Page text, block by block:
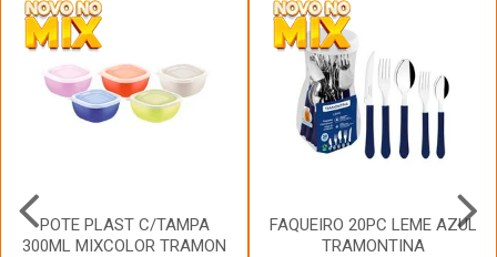
POTE PLAST C/TAMPA
300ML MIXCOLOR TRAMON
FAQUEIRO 20PC LEME AZUL
TRAMONTINA